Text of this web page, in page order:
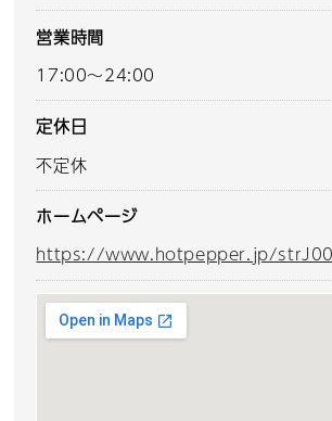
営業時間
17:00～24:00
定休日
不定休
ホームページ
https://www.hotpepper.jp/